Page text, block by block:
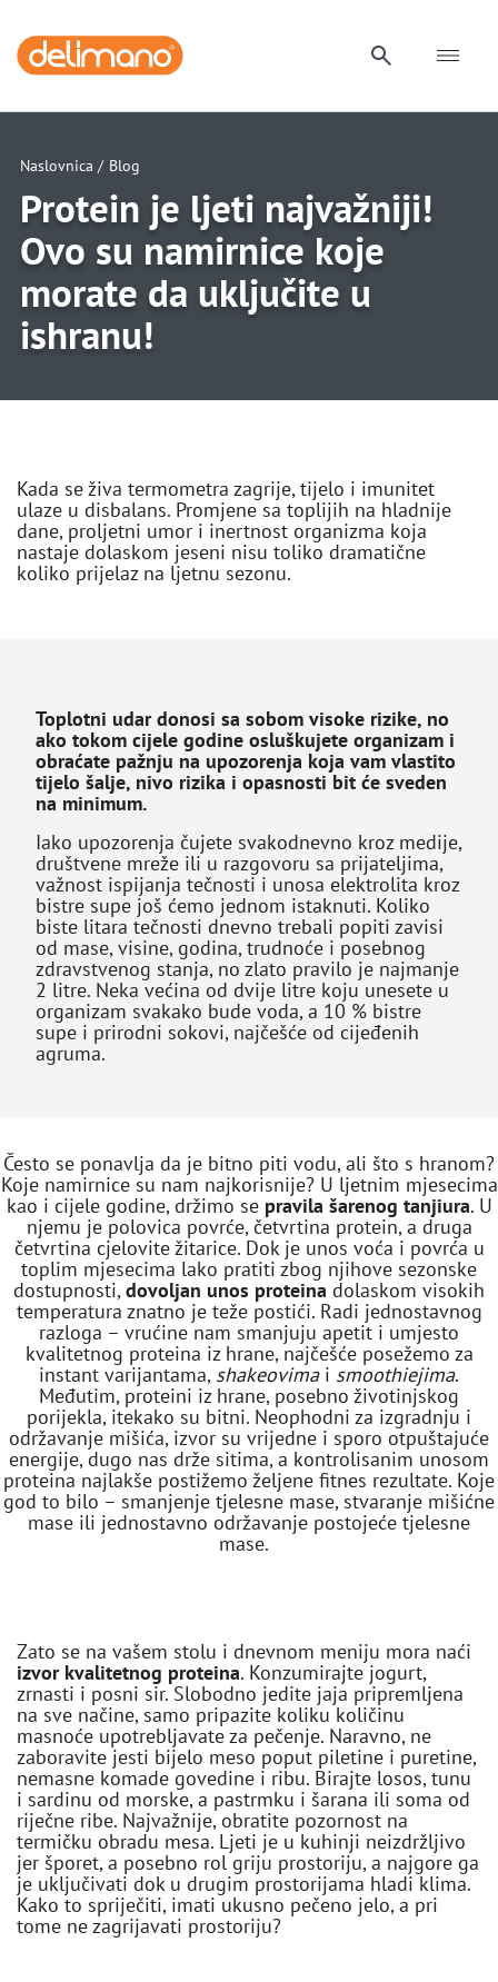
Naslovnica / Blog
Protein je ljeti najvažniji!
Ovo su namirnice koje
morate da uključite u
ishranu!
Kada se živa termometra zagrije, tijelo i imunitet
ulaze u disbalans. Promjene sa toplijih na hladnije
dane, proljetni umor i inertnost organizma koja
nastaje dolaskom jeseni nisu toliko dramatične
koliko prijelaz na ljetnu sezonu.
Toplotni udar donosi sa sobom visoke rizike, no
ako tokom cijele godine osluškujete organizam i
obraćate pažnju na upozorenja koja vam vlastito
tijelo šalje, nivo rizika i opasnosti bit će sveden
na minimum.
Iako upozorenja čujete svakodnevno kroz medije,
društvene mreže ili u razgovoru sa prijateljima,
važnost ispijanja tečnosti i unosa elektrolita kroz
bistre supe još ćemo jednom istaknuti. Koliko
biste litara tečnosti dnevno trebali popiti zavisi
od mase, visine, godina, trudnoće i posebnog
zdravstvenog stanja, no zlato pravilo je najmanje
2 litre. Neka većina od dvije litre koju unesete u
organizam svakako bude voda, a 10 % bistre
supe i prirodni sokovi, najčešće od cijeđenih
agruma.
Često se ponavlja da je bitno piti vodu, ali što s hranom?
Koje namirnice su nam najkorisnije? U ljetnim mjesecima
kao i cijele godine, držimo se pravila šarenog tanjiura. U
njemu je polovica povrće, četvrtina protein, a druga
četvrtina cjelovite žitarice. Dok je unos voća i povrća u
toplim mjesecima lako pratiti zbog njihove sezonske
dostupnosti,dovoljan unos proteina dolaskom visokih
temperatura znatno je teže postići. Radi jednostavnog
razloga – vrućine nam smanjuju apetit i umjesto
kvalitetnog proteina iz hrane, najčešće posežemo za
instant varijantama, shakeovimai smoothiejima.
Međutim, proteini iz hrane, posebno životinjskog
porijekla, itekako su bitni. Neophodni za izgradnju i
održavanje mišića, izvor su vrijedne i sporo otpuštajuće
energije, dugo nas drže sitima, a kontrolisanim unosom
proteina najlakše postižemo željene fitnes rezultate. Koje
god to bilo – smanjenje tjelesne mase, stvaranje mišićne
mase ili jednostavno održavanje postojeće tjelesne
mase.
Zato se na vašem stolu i dnevnom meniju mora naći
izvor kvalitetnog proteina. Konzumirajte jogurt,
zrnasti i posni sir. Slobodno jedite jaja pripremljena
na sve načine, samo pripazite koliku količinu
masnoće upotrebljavate za pečenje. Naravno, ne
zaboravite jesti bijelo meso poput piletine i puretine,
nemasne komade govedine i ribu. Birajte losos, tunu
i sardinu od morske, a pastrmku i šarana ili soma od
riječne ribe. Najvažnije, obratite pozornost na
termičku obradu mesa. Ljeti je u kuhinji neizdržljivo
jer šporet, a posebno rol griju prostoriju, a najgore ga
je uključivati dok u drugim prostorijama hladi klima.
Kako to spriječiti, imati ukusno pečeno jelo, a pri
tome ne zagrijavati prostoriju?